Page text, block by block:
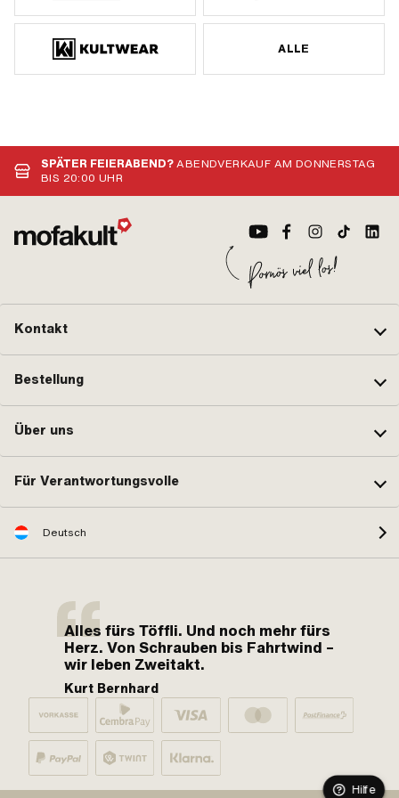
ALLE
SPÄTER FEIERABEND?ABENDVERKAUF AM DONNERSTAG
BIS 20:00 UHR
Kontakt
Bestellung
Über uns
Für Verantwortungsvolle
Deutsch
Alles fürs Töffli. Und noch mehr fürs
Herz. Von Schrauben bis Fahrtwind –
wir leben Zweitakt.
Kurt Bernhard
Hilfe